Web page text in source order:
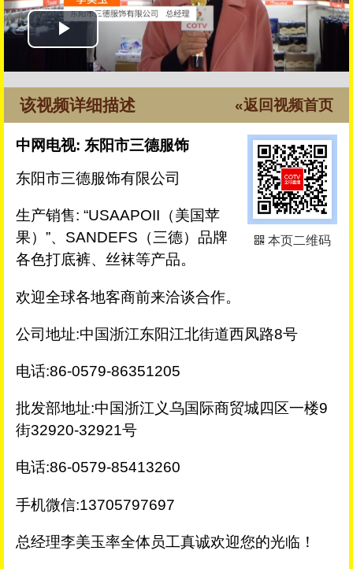
«返回视频首页
该视频详细描述
本页二维码
中网电视: 东阳市三德服饰
东阳市三德服饰有限公司
生产销售: “USAAPOII（美国苹
果）”、SANDEFS（三德）品牌
各色打底裤、丝袜等产品。
欢迎全球各地客商前来洽谈合作。
公司地址:中国浙江东阳江北街道西凤路8号
电话:86-0579-86351205
批发部地址:中国浙江义乌国际商贸城四区一楼9
街32920-32921号
电话:86-0579-85413260
手机微信:13705797697
总经理李美玉率全体员工真诚欢迎您的光临！